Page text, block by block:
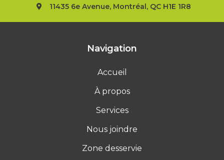
11435 6e Avenue, Montréal, QC H1E 1R8
Navigation
Accueil
À propos
Services
Nous joindre
Zone desservie